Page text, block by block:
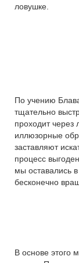
ловушке.
По учению
тщательно
проходит через
иллюзорные
заставляют
процесс
мы оставались
бесконечно
В основе этого